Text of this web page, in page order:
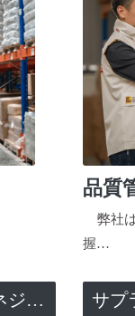
サプライチェーンマネジメント
品質
弊社は
握…